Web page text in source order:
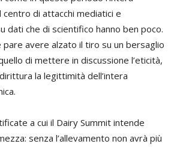
di attacchi mediatici e
dati che di scientifico hanno ben poco.
avere alzato il tiro su un bersaglio
di mettere in discussione l’eticità,
la legittimità dell’intera
a cui il Dairy Summit intende
senza l’allevamento non avrà più